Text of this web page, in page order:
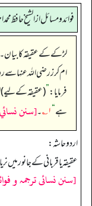
فوائد ومسائل از الشيخ حافظ
لڑکے کے عقیقہ کا بیان۔
ام کرز رضی اللہ عنہا
فرمایا:”(عقیقہ کے لیے)
ہے“۱؎ ۔[سنن
اردو حاشہ:
عقیقہ یا قربانی کے جانور میں
[سنن نسائی ترجمہ و